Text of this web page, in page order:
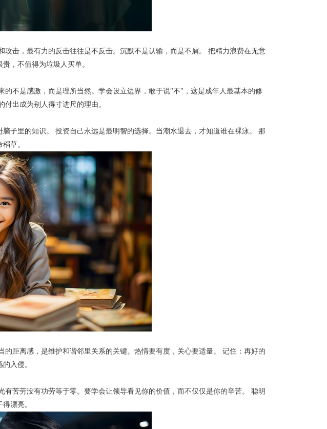
击，最有力的反击往往是不反击。沉默不是认输，而是不屑。 把精力浪费在无意
，不值得为垃圾人买单。
的不是感激，而是理所当然。学会设立边界，敢于说"不"，这是成年人最基本的修
出成为别人得寸进尺的理由。
子里的知识。 投资自己永远是最明智的选择。当潮水退去，才知道谁在裸泳。 那
草。
距离感，是维护和谐邻里关系的关键。热情要有度，关心要适量。 记住：再好的
入侵。
苦劳没有功劳等于零。要学会让领导看见你的价值，而不仅仅是你的辛苦。 聪明
漂亮。